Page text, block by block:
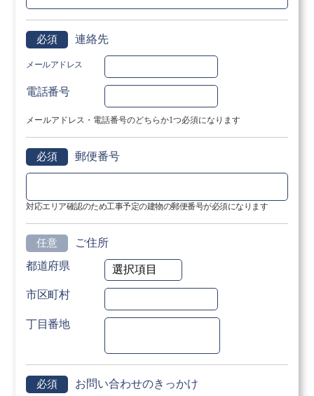
必須 連絡先
メールアドレス
電話番号
メールアドレス・電話番号のどちらか1つ必須になります
必須 郵便番号
対応エリア確認のため工事予定の建物の郵便番号が必須になります
任意
ご住所
都道府県
市区町村
丁目番地
必須 お問い合わせのきっかけ